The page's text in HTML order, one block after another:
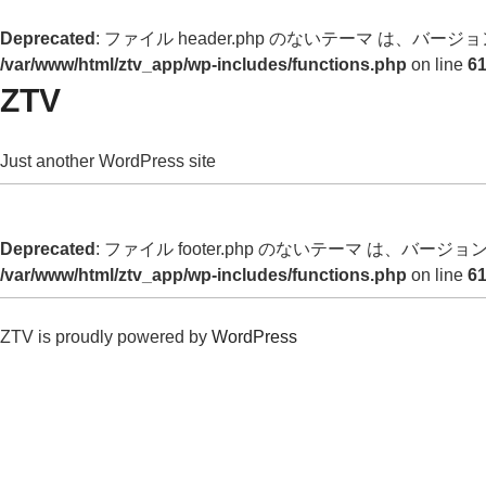
Deprecated : ファイル header.php のないテーマ は、バージ
/var/www/html/ztv_app/wp-includes/functions.php on line
ZTV
Just another WordPress site
Deprecated : ファイル footer.php のないテーマ は、バージョ
/var/www/html/ztv_app/wp-includes/functions.php on line
ZTV is proudly powered by WordPress